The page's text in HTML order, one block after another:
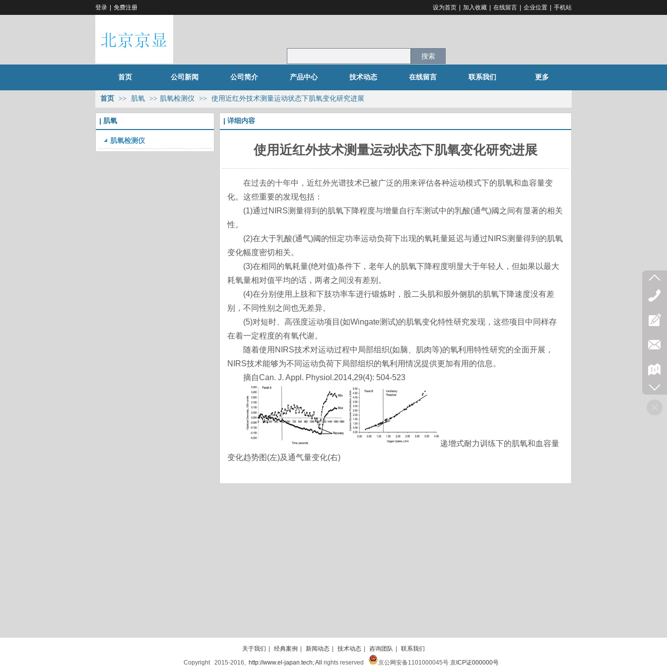
搜索
登录 免费注册 设为首页 加入收藏 在线留言 企业位置 手机站
首页 公司新闻 公司简介 产品中心 技术动态 在线留言 联系我们 更多
首页 >> 肌氧 >> 肌氧检测仪 >> 使用近红外技术测量运动状态下肌氧变化研究进展
肌氧
肌氧检测仪
详细内容
使用近红外技术测量运动状态下肌氧变化研究进展
在过去的十年中，近红外光谱技术已被广泛的用来评估各种运动模式下的肌氧和血容量变
化。这些重要的发现包括：
(1)通过NIRS测量得到的肌氧下降程度与增量自行车测试中的乳酸(通气)阈之间有显著的相关
性。
(2)在大于乳酸(通气)阈的恒定功率运动负荷下出现的氧耗量延迟与通过NIRS测量得到的肌氧
变化幅度密切相关。
(3)在相同的氧耗量(绝对值)条件下，老年人的肌氧下降程度明显大于年轻人，但如果以最大
耗氧量相对值平均的话，两者之间没有差别。
(4)在分别使用上肢和下肢功率车进行锻炼时，股二头肌和股外侧肌的肌氧下降速度没有差
别，不同性别之间也无差异。
(5)对短时、高强度运动项目(如Wingate测试)的肌氧变化特性研究发现，这些项目中同样存
在着一定程度的有氧代谢。
随着使用NIRS技术对运动过程中局部组织(如脑、肌肉等)的氧利用特性研究的全面开展，
NIRS技术能够为不同运动负荷下局部组织的氧利用情况提供更加有用的信息。
摘自Can. J. Appl. Physiol.2014,29(4): 504-523
递增式耐力训练下的肌氧和血容量
变化趋势图(左)及通气量变化(右)
关于我们 经典案例 新闻动态 技术动态 咨询团队
联系我们
Copyright 2015-2016, http://www.el-japan.tech; All rights reserved 京公网安备1101000045号 京ICP证000000号